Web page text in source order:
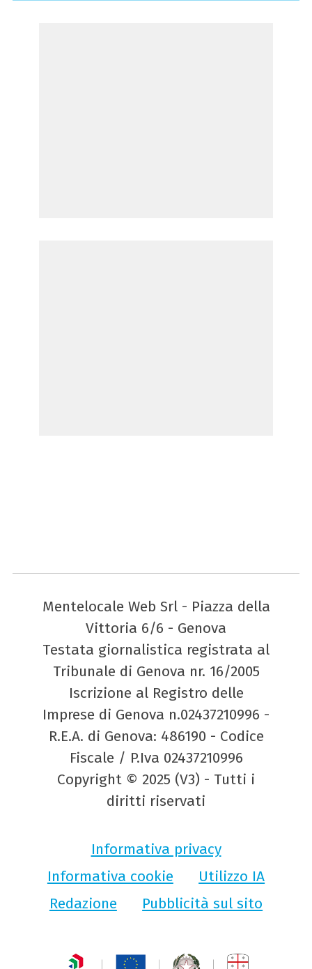
Mentelocale Web Srl - Piazza della
Vittoria 6/6 - Genova
Testata giornalistica registrata al
Tribunale di Genova nr. 16/2005
Iscrizione al Registro delle
Imprese di Genova n.02437210996 -
R.E.A. di Genova: 486190 - Codice
Fiscale / P.Iva 02437210996
Copyright © 2025 (V3) - Tutti i
diritti riservati
Informativa privacy
Informativa cookie
Utilizzo IA
Redazione
Pubblicità sul sito